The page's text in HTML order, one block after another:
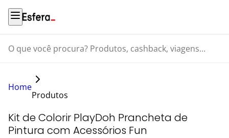
O que você procura? Produtos, cashback, viagens...
Home
Produtos
Kit de Colorir PlayDoh Prancheta de
Pintura com Acessórios Fun